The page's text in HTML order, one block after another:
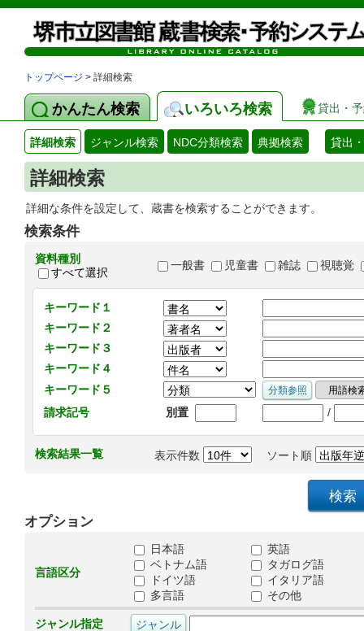
トップページ > 詳細検索
かんたん検索 いろいろ検索 貸出・
詳細検索 ジャンル検索 NDC分類検索 典拠検索 貸出
詳細検索
詳細な条件を設定して、蔵書を検索することができます。
検索条件
資料種別
すべて選択
一般書 児童書 雑誌 視聴覚
キーワード１
キーワード２
キーワード３
キーワード４
キーワード５
請求記号
別置 /
検索結果一覧 表示件数 ソート順
オプション
言語区分
日本語
英語
ベトナム語
タガログ語
ドイツ語
イタリア語
多言語
その他
ジャンル指定